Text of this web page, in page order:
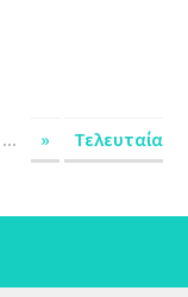
... »
Τελευταία